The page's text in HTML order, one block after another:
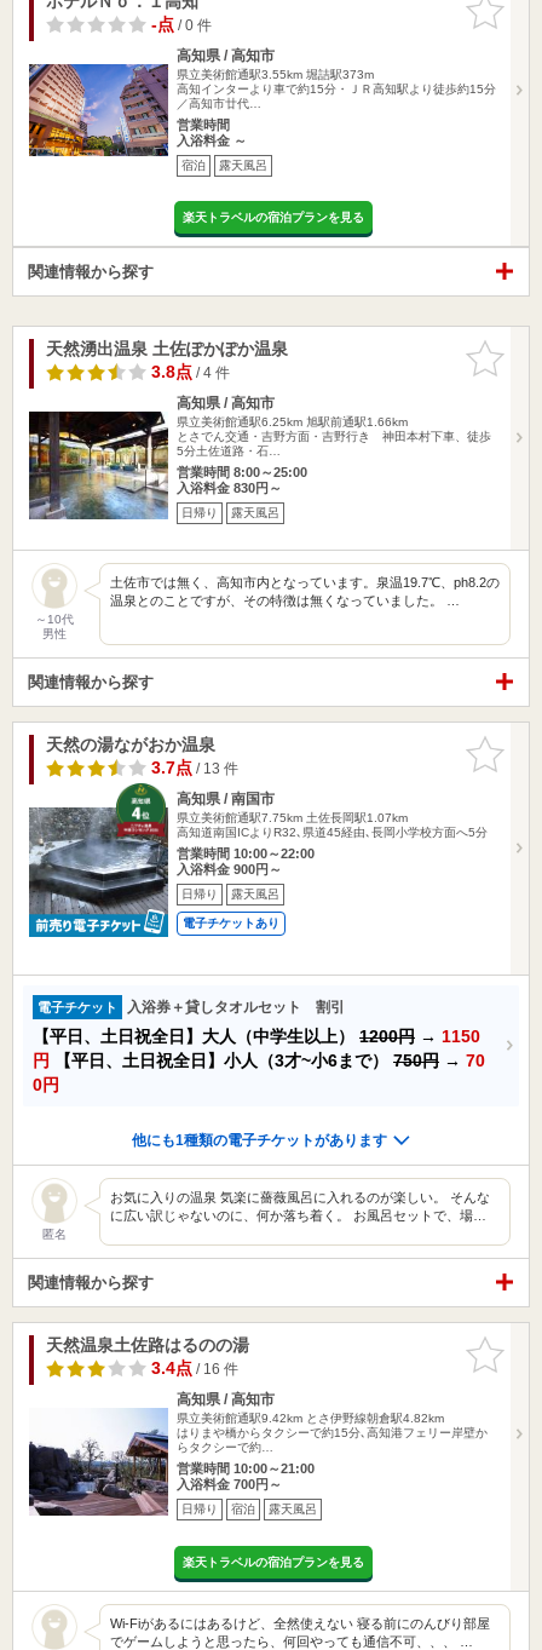
りに追加
-点/ 0 件
高知県 / 高知市
県立美術館通駅3.55km 堀詰駅373m
高知インターより車で約15分・ＪＲ高知駅より徒歩約15分
／高知市廿代…
営業時間
入浴料金 ～
宿泊 露天風呂
楽天トラベルの宿泊プランを見る
関連情報から探す
お気に入
りに追加
天然湧出温泉 土佐ぽかぽか温泉
3.8点/ 4 件
高知県 / 高知市
県立美術館通駅6.25km 旭駅前通駅1.66km
とさでん交通・吉野方面・吉野行き 神田本村下車、徒歩
5分土佐道路・石…
営業時間 8:00～25:00
入浴料金 830円～
日帰り 露天風呂
～10代
男性
土佐市では無く、高知市内となっています。泉温19.7℃、ph8.2の
温泉とのことですが、その特徴は無くなっていました。 …
関連情報から探す
お気に入
りに追加
天然の湯ながおか温泉
3.7点/ 13 件
高知県 / 南国市
県立美術館通駅7.75km 土佐長岡駅1.07km
高知道南国ICよりR32､県道45経由､長岡小学校方面へ5分
営業時間 10:00～22:00
入浴料金 900円～
日帰り 露天風呂
電子チケットあり
電子チケット 入浴券＋貸しタオルセット 割引
【平日、土日祝全日】大人（中学生以上） 1200円 → 1150
円
【平日、土日祝全日】小人（3才~小6まで） 750円 → 70
0円
他にも1種類の電子チケットがあります
匿名
お気に入りの温泉 気楽に薔薇風呂に入れるのが楽しい。 そんな
に広い訳じゃないのに、何か落ち着く。 お風呂セットで、場…
関連情報から探す
お気に入
りに追加
天然温泉土佐路はるのの湯
3.4点/ 16 件
高知県 / 高知市
県立美術館通駅9.42km とさ伊野線朝倉駅4.82km
はりまや橋からタクシーで約15分､高知港フェリー岸壁か
らタクシーで約…
営業時間 10:00～21:00
入浴料金 700円～
日帰り 宿泊 露天風呂
楽天トラベルの宿泊プランを見る
Wi-Fiがあるにはあるけど、全然使えない 寝る前にのんびり部屋
でゲームしようと思ったら、何回やっても通信不可、、、 …